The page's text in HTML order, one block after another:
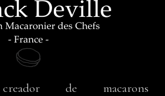
de macarons